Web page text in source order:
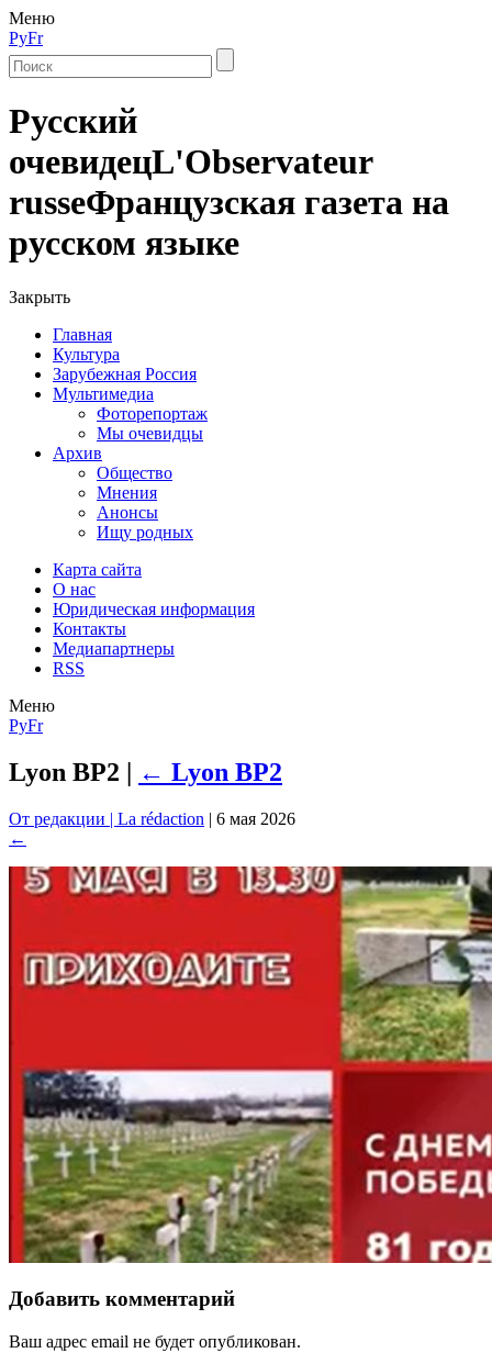
Меню
РуFr
Русский
очевидецL'Observateur
russeФранцузская газета на
русском языке
Закрыть
Главная
Культура
Зарубежная Россия
Мультимедиа
Фоторепортаж
Мы очевидцы
Архив
Общество
Мнения
Анонсы
Ищу родных
Карта сайта
О нас
Юридическая информация
Контакты
Медиапартнеры
RSS
Меню
РуFr
Lyon BP2 | ← Lyon BP2
От редакции | La rédaction | 6 мая 2026
←
Добавить комментарий
Ваш адрес email не будет опубликован.